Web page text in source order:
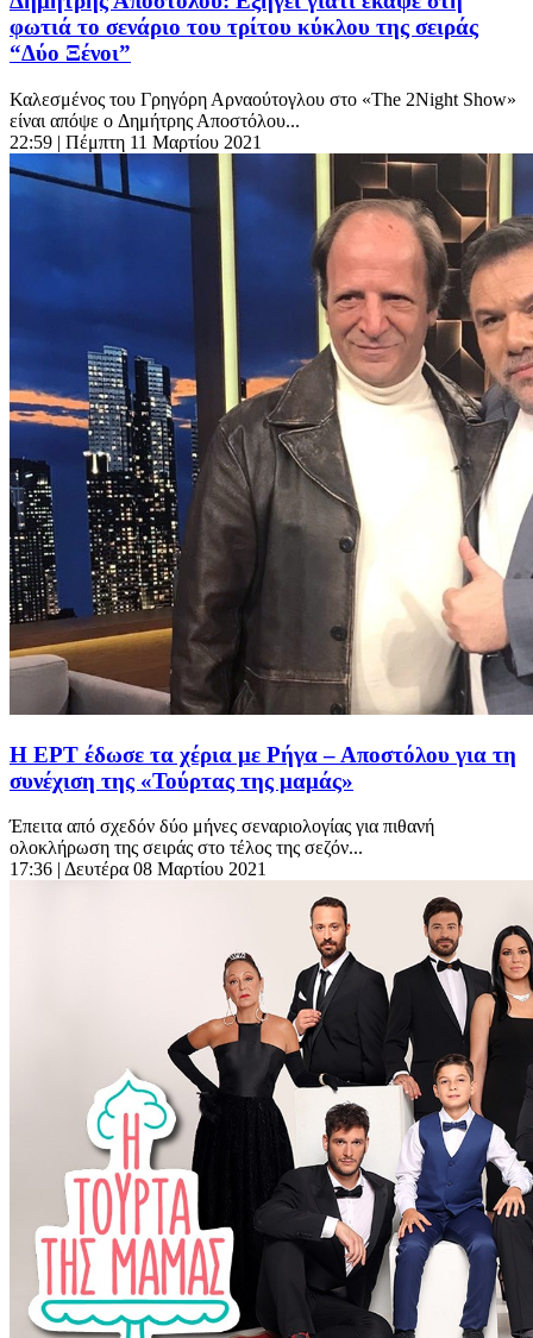
φωτιά το σενάριο του τρίτου κύκλου της σειράς
“Δύο Ξένοι”
Καλεσμένος του Γρηγόρη Αρναούτογλου στο «The 2Night Show»
είναι απόψε o Δημήτρης Αποστόλου...
22:59 | Πέμπτη 11 Μαρτίου 2021
Η ΕΡΤ έδωσε τα χέρια με Ρήγα – Αποστόλου για τη
συνέχιση της «Τούρτας της μαμάς»
Έπειτα από σχεδόν δύο μήνες σεναριολογίας για πιθανή
ολοκλήρωση της σειράς στο τέλος της σεζόν...
17:36 | Δευτέρα 08 Μαρτίου 2021